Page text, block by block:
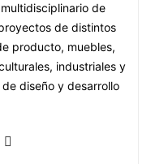
de
de distintos
producto, muebles,
industriales y
diseño y desarrollo